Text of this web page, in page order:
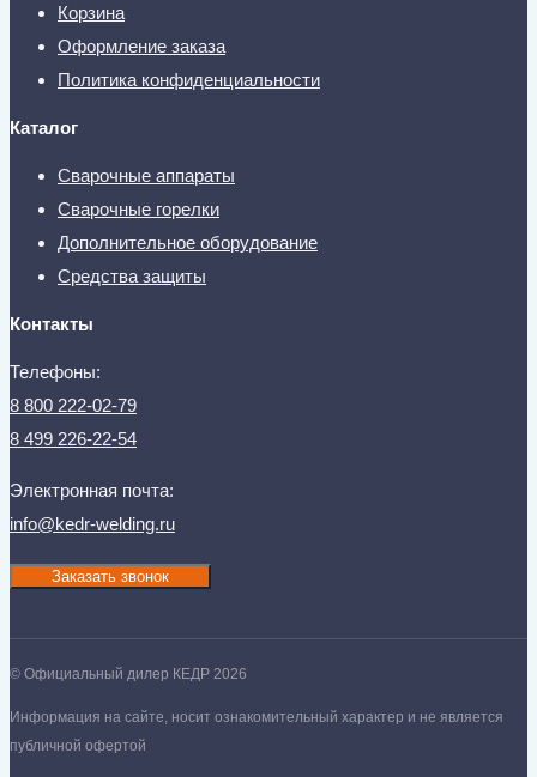
Корзина
Оформление заказа
Политика конфиденциальности
Каталог
Сварочные аппараты
Сварочные горелки
Дополнительное оборудование
Средства защиты
Контакты
Телефоны:
8 800 222-02-79
8 499 226-22-54
Электронная почта:
info@kedr-welding.ru
Заказать звонок
© Официальный дилер КЕДР 2026
Информация на сайте, носит ознакомительный характер и не является
публичной офертой